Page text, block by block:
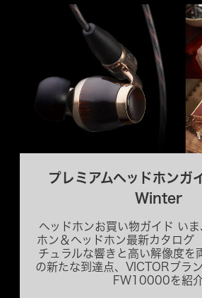
プレミアムヘッドホン
Winter
ヘッドホンお買い物ガイド い
ホン＆ヘッドホン最新カタロ
チュラルな響きと高い解像度を
の新たな到達点、VICTORブラ
FW10000を紹